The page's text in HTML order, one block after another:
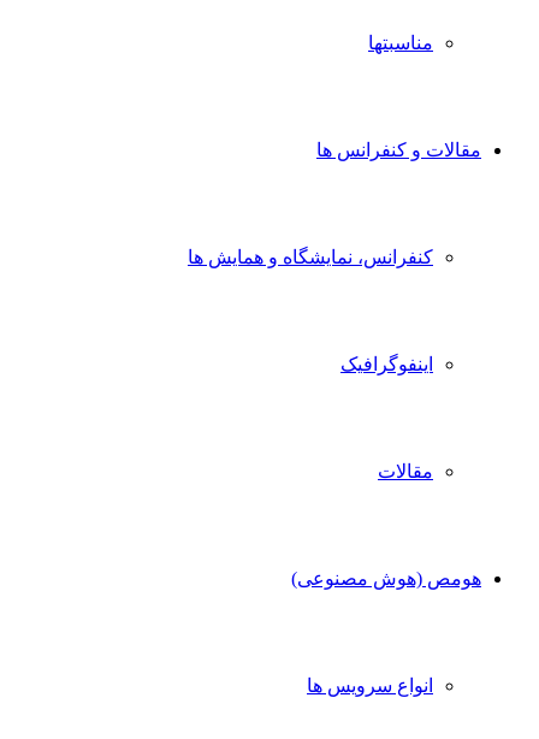
مناسبتها
مقالات و کنفرانس ها
کنفرانس، نمایشگاه و همایش ها
اینفوگرافیک
مقالات
هومص (هوش مصنوعی)
انواع سرویس ها